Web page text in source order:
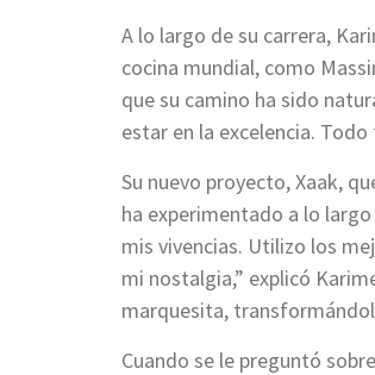
A lo largo de su carrera,
cocina mundial, como
que su camino ha sido
estar en la excelencia.
Su nuevo proyecto, Xaak,
ha experimentado a lo
mis vivencias. Utilizo los
mi nostalgia,” explicó
marquesita,
Cuando se le preguntó